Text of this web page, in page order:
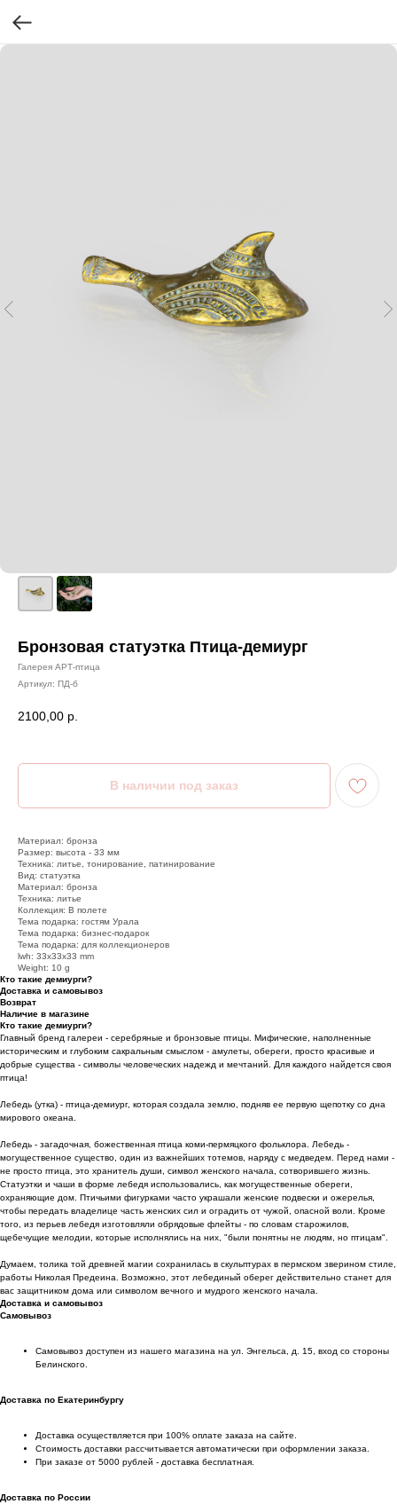
Бронзовая статуэтка Птица-демиург
Галерея АРТ-птица
Артикул: ПД-б
2100,00 р.
Материал: бронза
Размер: высота - 33 мм
Техника: литье, тонирование, патинирование
Вид: статуэтка
Материал: бронза
Техника: литье
Коллекция: В полете
Тема подарка: гостям Урала
Тема подарка: бизнес-подарок
Тема подарка: для коллекционеров
lwh: 33x33x33 mm
Weight: 10 g
Кто такие демиурги?
Доставка и самовывоз
Возврат
Наличие в магазине
Кто такие демиурги?
Главный бренд галереи - серебряные и бронзовые птицы. Мифические, наполненные
историческим и глубоким сакральным смыслом - амулеты, обереги, просто красивые и
добрые существа - символы человеческих надежд и мечтаний. Для каждого найдется своя
птица!
Лебедь (утка) - птица-демиург, которая создала землю, подняв ее первую щепотку со дна
мирового океана.
Лебедь - загадочная, божественная птица коми-пермяцкого фольклора. Лебедь -
могущественное существо, один из важнейших тотемов, наряду с медведем. Перед нами -
не просто птица, это хранитель души, символ женского начала, сотворившего жизнь.
Статуэтки и чаши в форме лебедя использовались, как могущественные обереги,
охраняющие дом. Птичьими фигурками часто украшали женские подвески и ожерелья,
чтобы передать владелице часть женских сил и оградить от чужой, опасной воли. Кроме
того, из перьев лебедя изготовляли обрядовые флейты - по словам старожилов,
щебечущие мелодии, которые исполнялись на них, "были понятны не людям, но птицам".
Думаем, толика той древней магии сохранилась в скульптурах в пермском зверином стиле,
работы Николая Предеина. Возможно, этот лебединый оберег действительно станет для
вас защитником дома или символом вечного и мудрого женского начала.
Доставка и самовывоз
Самовывоз
Самовывоз доступен из нашего магазина на ул. Энгельса, д. 15, вход со стороны
Белинского.
Доставка по Екатеринбургу
Доставка осуществляется при 100% оплате заказа на сайте.
Стоимость доставки рассчитывается автоматически при оформлении заказа.
При заказе от 5000 рублей - доставка бесплатная.
Доставка по России